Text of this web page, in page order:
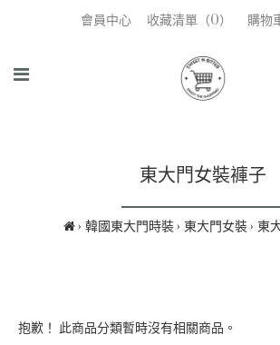
會員中心 收藏清單（0） 購物
東大門女裝褲子
韓國東大門時裝 東大門女裝 東
抱歉！ 此商品分類暫時沒有相關商品。